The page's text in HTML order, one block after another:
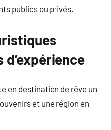
publics ou privés.
en destination de rêve un
et une région en